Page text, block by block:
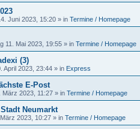
Juni 2023, 15:20 » in Termine / Homepage
11. Mai 2023, 19:55 » in Termine / Homepage
(3)
April 2023, 23:44 » in Express
E-Post
März 2023, 11:27 » in Termine / Homepage
Neumarkt
2023, 10:27 » in Termine / Homepage